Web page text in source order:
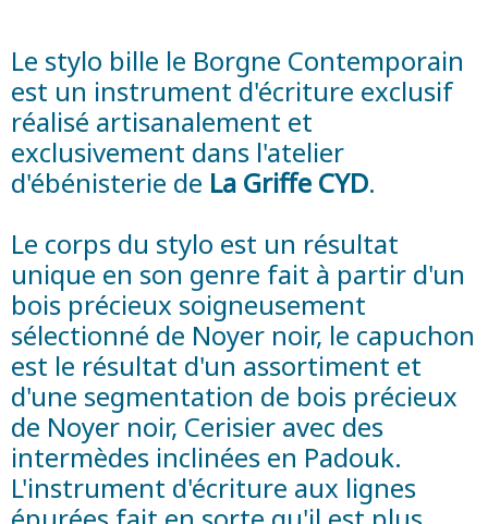
Le stylo bille le Borgne Contemporain
est un instrument d'écriture exclusif
réalisé artisanalement et
exclusivement dans l'atelier
d'ébénisterie de La Griffe CYD.
Le corps du stylo est un résultat
unique en son genre fait à partir d'un
bois précieux soigneusement
sélectionné de Noyer noir, le capuchon
est le résultat d'un assortiment et
d'une segmentation de bois précieux
de Noyer noir, Cerisier avec des
intermèdes inclinées en Padouk.
L'instrument d'écriture aux lignes